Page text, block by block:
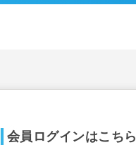
会員ログインはこちら